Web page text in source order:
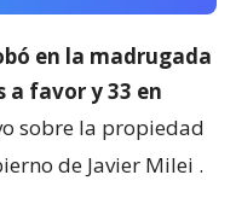
en la madrugada
a favor y 33 en
sobre la propiedad
de Javier Milei .